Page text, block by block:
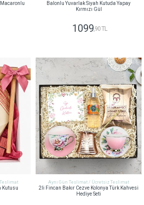
Balonlu Yuvarlak Siyah Kutuda Yapay
Kırmızı Gül
1099,90 TL
Kutusu
Aynı Gün Teslimat / Ücretsiz Teslimat
2li Fincan Bakır Cezve Kolonya Türk Kahvesi
Hediye Seti